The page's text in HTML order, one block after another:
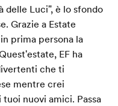
delle Luci", è lo sfondo
Grazie a Estate
prima persona la
EF ha
che ti
mentre crei
nuovi amici. Passa